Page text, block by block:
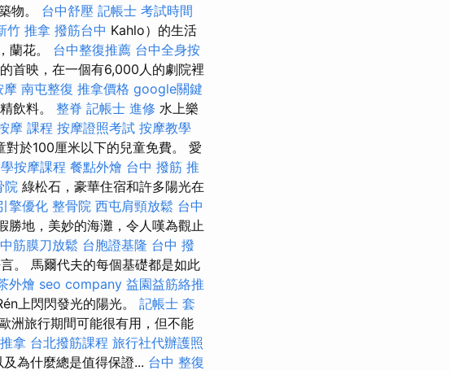
物。 台中舒壓 記帳士 考試時間
竹 推拿 撥筋台中 Kahlo）的生活
蘭花。 台中整復推薦 台中全身按
首映，在一個有6,000人的劇院裡
摩 南屯整復 推拿價格 google關鍵
飲料。 整脊 記帳士 進修 水上樂
摩 課程 按摩證照考試 按摩教學
於100厘米以下的兒童免費。 愛
學按摩課程 餐點外燴 台中 撥筋 推
院 綠松石，豪華住宿和許多陽光在
擎優化 整骨院 西屯肩頸放鬆 台中
勝地，美妙的海灘，令人嘆為觀止
筋膜刀放鬆 台胞證基隆 台中 撥
。 馬爾代夫的每個基礎都是如此
外燴 seo company 益園益筋絡推
上閃閃發光的陽光。 記帳士 套
洲旅行期間可能很有用，但不能
拿 台北撥筋課程 旅行社代辦護照
為什麼總是值得保證... 台中 整復